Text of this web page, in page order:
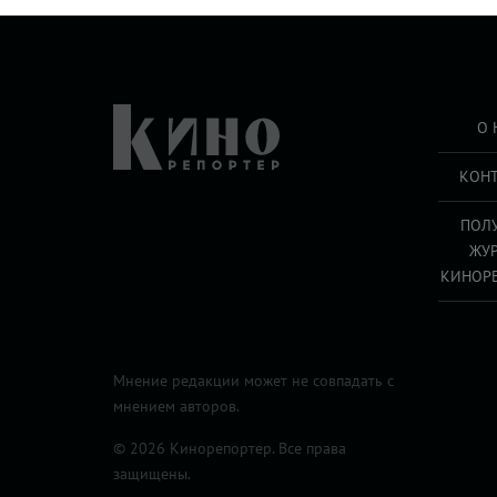
О
Мнение редакции может не совпадать с
мнением авторов.
© 2026 Кинорепортер. Все права
защищены.